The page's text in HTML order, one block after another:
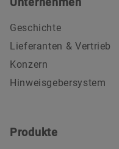
Geschichte
Lieferanten & Vertrieb
Konzern
Hinweisgebersystem
Produkte